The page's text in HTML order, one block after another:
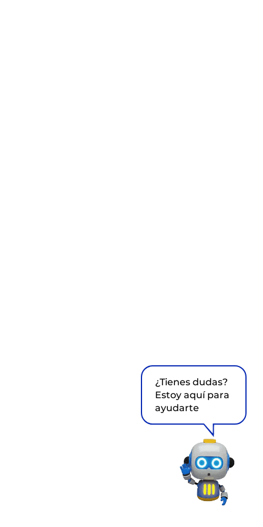
¿Tienes dudas?
Estoy aquí para
ayudarte